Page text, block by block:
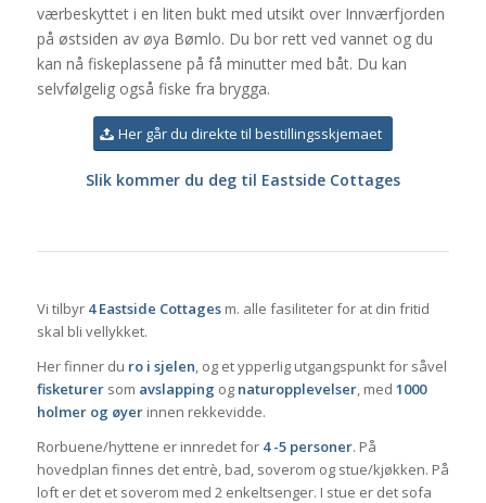
værbeskyttet i en liten bukt med utsikt over Innværfjorden
på østsiden av øya Bømlo. Du bor rett ved vannet og du
kan nå fiskeplassene på få minutter med båt. Du kan
selvfølgelig også fiske fra brygga.
Her går du direkte til bestillingsskjemaet
Slik kommer du deg til Eastside Cottages
Vi tilbyr 4 Eastside Cottagesm. alle fasiliteter for at din fritid
skal bli vellykket.
Her finner du ro i sjelen, og et ypperlig utgangspunkt for såvel
fisketurersom avslapping og naturopplevelser, med 1000
holmer og øyerinnen rekkevidde.
Rorbuene/hyttene er innredet for 4 -5 personer. På
hovedplan finnes det entrè, bad, soverom og stue/kjøkken. På
loft er det et soverom med 2 enkeltsenger. I stue er det sofa